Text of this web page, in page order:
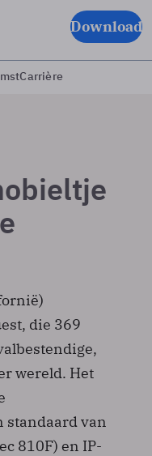
Download
Carrière
die 369
wereld. Het
standaard van
810F) en IP-